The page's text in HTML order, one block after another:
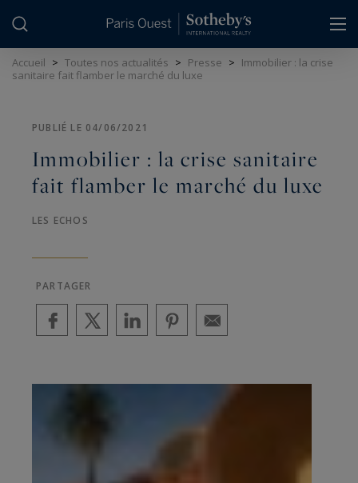
Accueil > Toutes nos actualités > Presse > Immobilier : la crise
sanitaire fait flamber le marché du luxe
PUBLIÉ LE 04/06/2021
Immobilier : la crise sanitaire
fait flamber le marché du luxe
LES ECHOS
PARTAGER